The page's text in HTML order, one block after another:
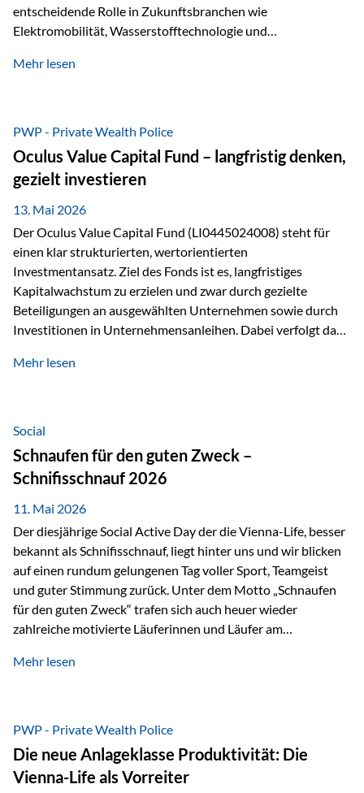
entscheidende Rolle in Zukunftsbranchen wie
Elektromobilität, Wasserstofftechnologie und
Faktoren für Investoren – begrenztes Angebot und
klassischer „Sicherheitsanker“ gilt, bieten Silber, Platin und
Palladium zusätzlich die Chance, von technologischen
Entwicklungen zu profitieren. Die Nachfrage entsteht nicht
nur durch Anleger, sondern vor allem durch die Industrie.
Gerade in…
Mehr lesen
PWP - Private Wealth Police
Oculus Value Capital Fund – langfristig denken,
gezielt investieren
13. Mai 2026
Der Oculus Value Capital Fund (LI0445024008) steht für
einen klar strukturierten, wertorientierten
Investmentansatz. Ziel des Fonds ist es, langfristiges
Kapitalwachstum zu erzielen und zwar durch gezielte
Beteiligungen an ausgewählten Unternehmen sowie durch
Investitionen in Unternehmensanleihen. Dabei verfolgt das
Marktbewegungen stehen im Fokus, sondern die
innerhalb der Private Wealth Police der Vienna-Life steht
der Oculus Value Capital Fund für einen langfristig
orientierten Value-Investing-Ansatz mit Fokus auf
fundamentale Unternehmensanalyse und nachhaltige
Wertentwicklung. Der Investmentansatz: Value Investing
mit Weitblick Im Zentrum steht ein…
Mehr lesen
Social
Schnaufen für den guten Zweck –
Schnifisschnauf 2026
11. Mai 2026
Der diesjährige Social Active Day der die Vienna-Life, besser
bekannt als Schnifisschnauf, liegt hinter uns und wir blicken
auf einen rundum gelungenen Tag voller Sport, Teamgeist
und guter Stimmung zurück. Unter dem Motto „Schnaufen
für den guten Zweck“ trafen sich auch heuer wieder
zahlreiche motivierte Läuferinnen und Läufer am
Höchstleistungen für einen guten Zweck zu erbringen. Mit
Mäder gesammelt werden konnten. Die anspruchsvolle
Strecke mit rund 4,8 Kilometern und 680 Höhenmetern
stellte die Teilnehmerinnen und Teilnehmer vor eine
sportliche Herausforderung. Doch…
Mehr lesen
PWP - Private Wealth Police
Die neue Anlageklasse Produktivität: Die
Vienna-Life als Vorreiter